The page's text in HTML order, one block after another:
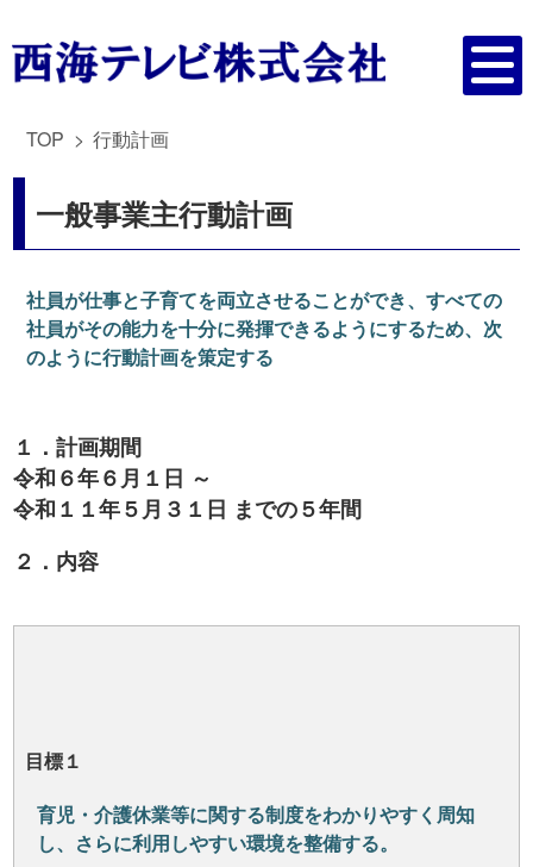
TOP 行動計画
一般事業主行動計画
社員が仕事と子育てを両立させることができ、すべての
社員がその能力を十分に発揮できるようにするため、次
のように行動計画を策定する
１．計画期間
令和６年６月１日 ～
令和１１年５月３１日 までの５年間
２．内容
目標１
育児・介護休業等に関する制度をわかりやすく周知
し、さらに利用しやすい環境を整備する。